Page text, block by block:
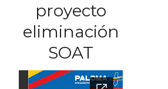
proyecto
eliminación
SOAT